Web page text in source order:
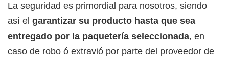
La seguridad es primordial para nosotros, siendo
así el garantizar su producto hasta que sea
entregado por la paquetería seleccionada, en
caso de robo ó extravió por parte del proveedor de